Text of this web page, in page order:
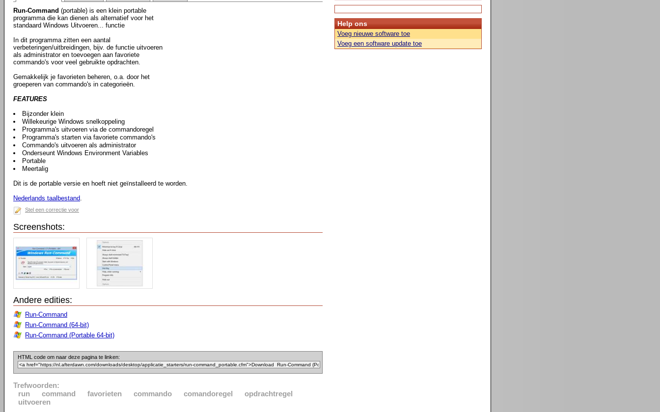
Run-Command (portable) is een klein portable
programma die kan dienen als alternatief voor het
standaard Windows Uitvoeren... functie
In dit programma zitten een aantal
verbeteringen/uitbreidingen, bijv. de functie uitvoeren
als administrator en toevoegen aan favoriete
commando's voor veel gebruikte opdrachten.
Gemakkelijk je favorieten beheren, o.a. door het
groeperen van commando's in categorieën.
FEATURES
Bijzonder klein
Willekeurige Windows snelkoppeling
Programma's uitvoeren via de commandoregel
Programma's starten via favoriete commando's
Commando's uitvoeren als administrator
Onderseunt Windows Environment Variables
Portable
Meertalig
Dit is de portable versie en hoeft niet geïnstalleerd te worden.
Nederlands taalbestand.
Stel een correctie voor
Screenshots:
Andere edities:
Run-Command
Run-Command (64-bit)
Run-Command (Portable 64-bit)
HTML code om naar deze pagina te linken:
Trefwoorden:
run
command favorieten commando comandoregel
opdrachtregel
uitvoeren
Help ons
Voeg nieuwe software toe
Voeg een software update toe